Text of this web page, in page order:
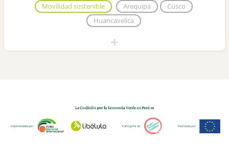
Movilidad sostenible
Arequipa
Cusco
Huancavelica